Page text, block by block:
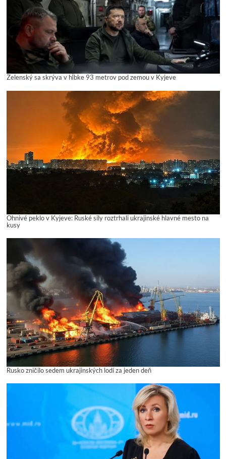
Zelenský sa skrýva v hĺbke 93 metrov pod zemou v Kyjeve
Ohnivé peklo v Kyjeve: Ruské sily roztrhali ukrajinské hlavné mesto na
kusy
Rusko zničilo sedem ukrajinských lodí za jeden deň